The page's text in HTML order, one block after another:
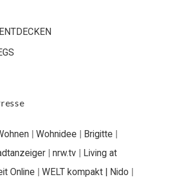
| Wohnidee | Brigitte |
| nrw.tv | Living at
Online | WELT kompakt | Nido |